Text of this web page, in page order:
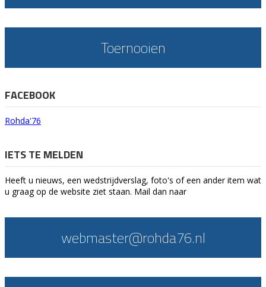
Toernooien
FACEBOOK
Rohda'76
IETS TE MELDEN
Heeft u nieuws, een wedstrijdverslag, foto's of een ander item wat
u graag op de website ziet staan. Mail dan naar
webmaster@rohda76.nl